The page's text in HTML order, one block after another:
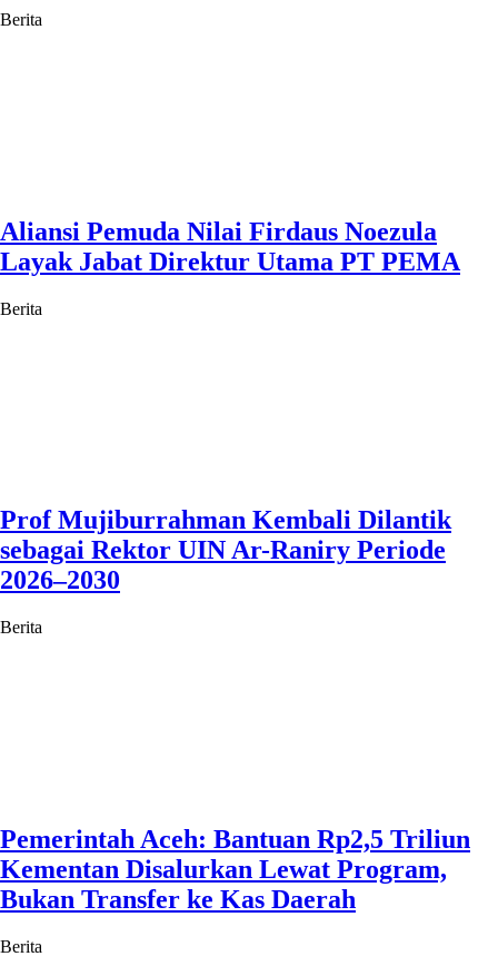
Berita
Aliansi Pemuda Nilai Firdaus Noezula
Layak Jabat Direktur Utama PT PEMA
Berita
Prof Mujiburrahman Kembali Dilantik
sebagai Rektor UIN Ar-Raniry Periode
2026–2030
Berita
Pemerintah Aceh: Bantuan Rp2,5 Triliun
Kementan Disalurkan Lewat Program,
Bukan Transfer ke Kas Daerah
Berita